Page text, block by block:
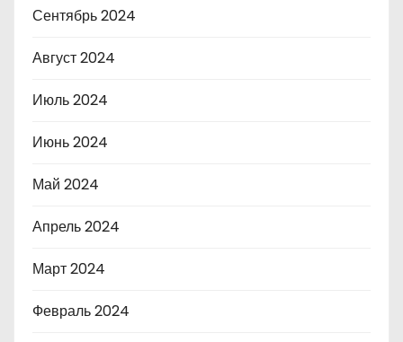
Сентябрь 2024
Август 2024
Июль 2024
Июнь 2024
Май 2024
Апрель 2024
Март 2024
Февраль 2024